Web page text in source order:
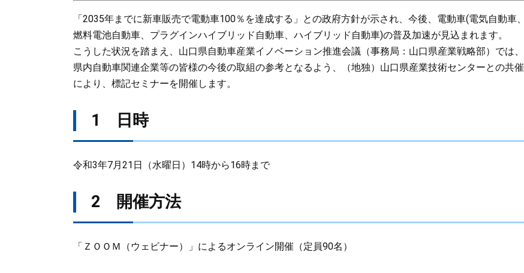
「2035年までに新車販売で電動車100％を達成する」との政府方針が示され、今後、電動車(電気自動車、
燃料電池自動車、プラグインハイブリッド自動車、ハイブリッド自動車)の普及加速が見込まれます。
こうした状況を踏まえ、山口県自動車産業イノベーション推進会議（事務局：山口県産業戦略部）では、
県内自動車関連企業等の皆様の今後の取組の参考となるよう、（地独）山口県産業技術センターとの共催
により、標記セミナーを開催します。
1 日時
令和3年7月21日（水曜日）14時から16時まで
2 開催方法
「ＺＯＯＭ（ウェビナー）」によるオンライン開催（定員90名）